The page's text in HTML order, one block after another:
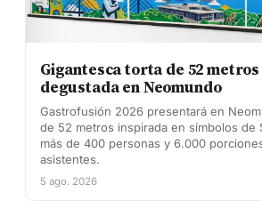
Gigantesca torta de 52
degustada en Neomundo
Gastrofusión 2026 presentará en
de 52 metros inspirada en símbolos de
más de 400 personas y 6.000
asistentes.
5 ago. 2026